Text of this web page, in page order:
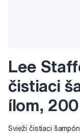
Lee
čistiaci
ílom, 200
Svieži čistiaci